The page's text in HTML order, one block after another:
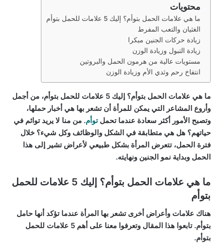
محتويات
ما هي علامات الحمل بتوأم؟ إليك 5 علامات للحمل بتوأم
الغثيان والتعب المفرط
زيادة حركات الجنين مبكرا
زيادة التبول وزيادة الوزن
مستويات عالية من هرمون الحمل والبروتين
انتفاخ رحم وثدي الأم وزيادة الوزن
ما هي علامات الحمل بتوأم؟ إليك 5 علامات للحمل بتوأم، من أجمل
وأروع المشاعر التي يمكن للمرأة أن تشعر بها هي أخبار حملها،
وتصبح الأمور أكثر سعادة عندما تحملتوأم. من منا لا يريد توائم في
حياتهم؟ هل هي متطابقة في الشكل والوظائف وكل شيء؟ خلال
فترة الحمل، تتعرض المرأة بشكل طبيعي لأعراض تشير إلى هذا
الحمل وبداية نمو الجنين ونهايته.
ما هي علامات الحمل بتوأم؟ إليك 5 علامات للحمل
بتوأم
هناك علامات وأعراض أخرى تشعر بها المرأة عندما تؤكد أنها حامل
بتوأم. تابعوا هذا المقال وتعرفوا معنا على أهم 5 علامات للحمل
بتوأم.